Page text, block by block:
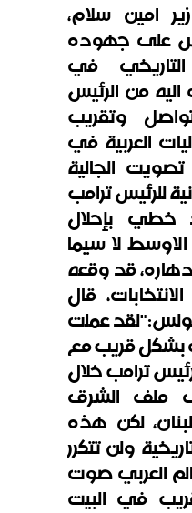
امين سلام،
على جهوده
التاريخي في
من الرئيس
وتقريب
العربية في
الجالية
للرئيس ترامب
خطي بإحلال
لا سيما
قد وقعه
قال
بولس:"لقد عملت
قريب مع
ترامب خلال
ملف الشرق
لكن هذه
ولن تتكرر
العربي صوت
في البيت